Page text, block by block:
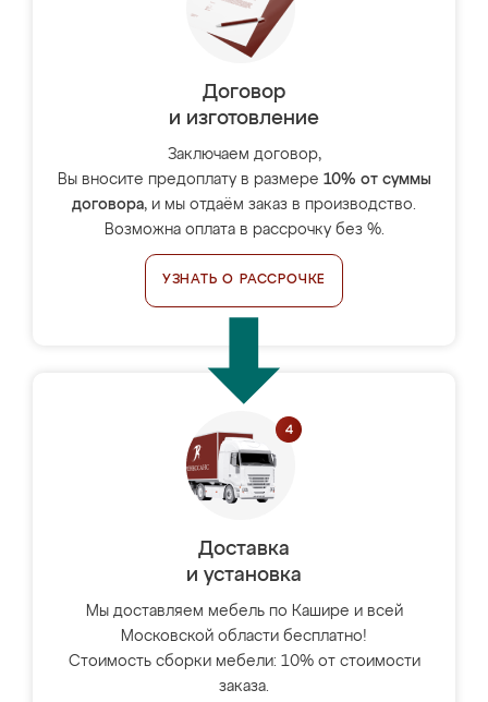
Договор
и изготовление
Заключаем договор,
Вы вносите предоплату в размере 10% от суммы
договора, и мы отдаём заказ в производство.
Возможна оплата в рассрочку без %.
УЗНАТЬ О РАССРОЧКЕ
Доставка
и установка
Мы доставляем мебель по Кашире и всей
Московской области бесплатно!
Стоимость сборки мебели: 10% от стоимости
заказа.